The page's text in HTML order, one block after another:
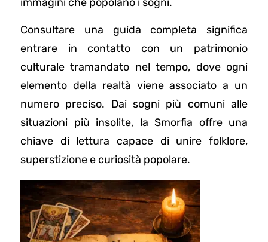
immagini che popolano i sogni.
Consultare una guida completa significa
entrare in contatto con un patrimonio
culturale tramandato nel tempo, dove ogni
elemento della realtà viene associato a un
numero preciso. Dai sogni più comuni alle
situazioni più insolite, la Smorfia offre una
chiave di lettura capace di unire folklore,
superstizione e curiosità popolare.